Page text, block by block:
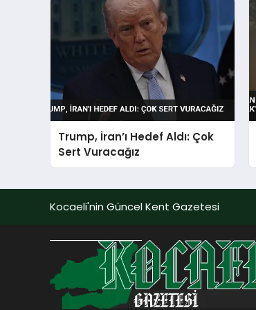
Trump, İran’ı Hedef Aldı: Çok
Sert Vuracağız
Kocaeli'nin Güncel Kent Gazetesi